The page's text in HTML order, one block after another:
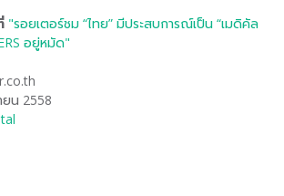
"รอยเตอร์ชม “ไทย” มีประสบการณ์เป็น “เมดิคัล
อยู่หมัด"
น 2558